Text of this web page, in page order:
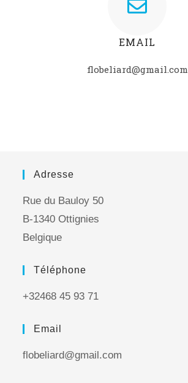
EMAIL
flobeliard@gmail.com
Adresse
Rue du Bauloy 50
B-1340 Ottignies
Belgique
Téléphone
+32468 45 93 71
Email
flobeliard@gmail.com